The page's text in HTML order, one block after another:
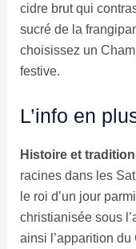
cidre brut qui
sucré de la
choisissez un
festive.
L’info en
Histoire et
racines dans les
le roi d’un jour
christianisée sous
ainsi l’apparition